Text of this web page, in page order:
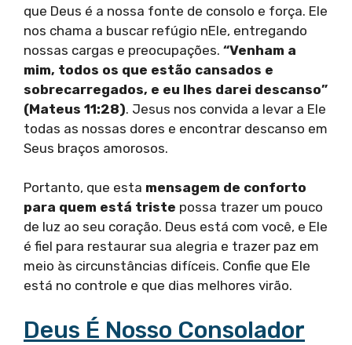
que Deus é a nossa fonte de consolo e força. Ele
nos chama a buscar refúgio nEle, entregando
nossas cargas e preocupações. “Venham a
mim, todos os que estão cansados e
sobrecarregados, e eu lhes darei descanso”
(Mateus 11:28). Jesus nos convida a levar a Ele
todas as nossas dores e encontrar descanso em
Seus braços amorosos.
Portanto, que esta mensagem de conforto
para quem está triste possa trazer um pouco
de luz ao seu coração. Deus está com você, e Ele
é fiel para restaurar sua alegria e trazer paz em
meio às circunstâncias difíceis. Confie que Ele
está no controle e que dias melhores virão.
Deus É Nosso Consolador